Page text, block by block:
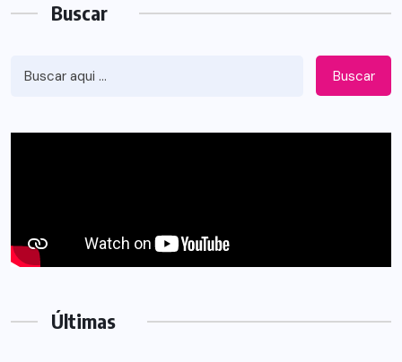
Buscar
Buscar
Últimas